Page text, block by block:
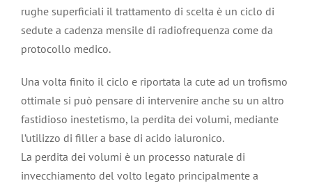
rughe superficiali il trattamento di scelta è un ciclo di
sedute a cadenza mensile di radiofrequenza come da
protocollo medico.
Una volta finito il ciclo e riportata la cute ad un trofismo
ottimale si può pensare di intervenire anche su un altro
fastidioso inestetismo, la perdita dei volumi, mediante
l’utilizzo di filler a base di acido ialuronico.
La perdita dei volumi è un processo naturale di
invecchiamento del volto legato principalmente a